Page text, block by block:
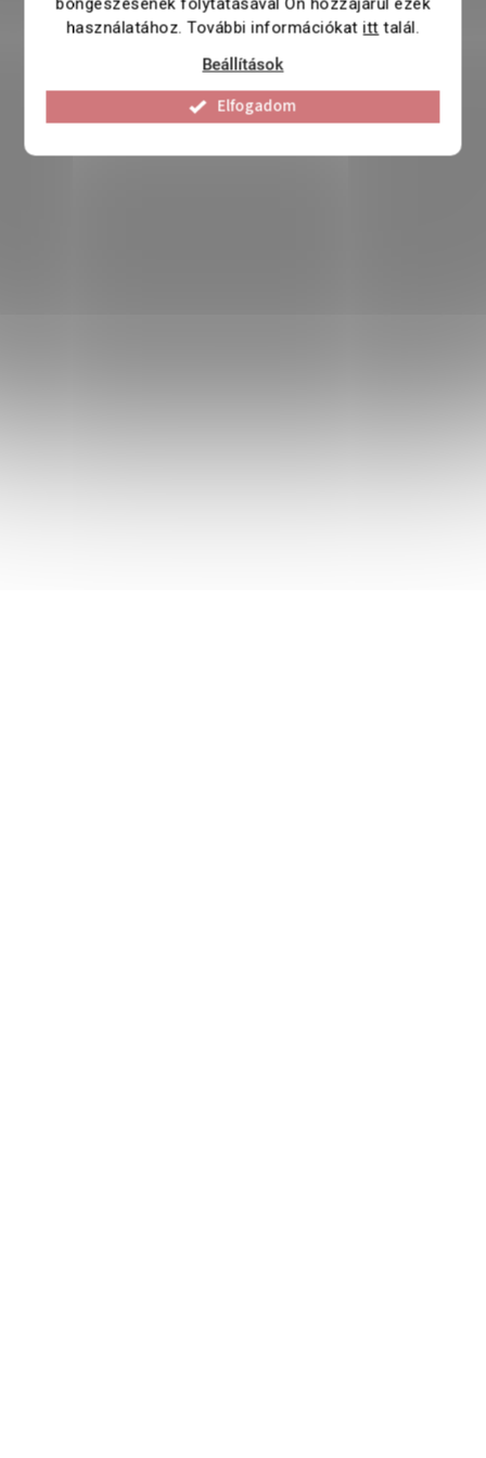
használatához. További információkatitt talál.
Beállítások
Elfogadom